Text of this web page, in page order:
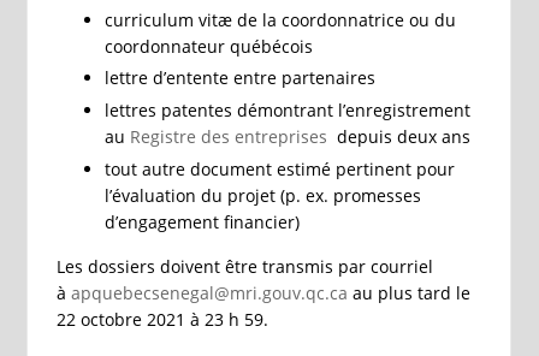
curriculum vitæ de la coordonnatrice ou du
coordonnateur québécois
lettre d’entente entre partenaires
lettres patentes démontrant l’enregistrement
au Registre des entreprises depuis deux ans
tout autre document estimé pertinent pour
l’évaluation du projet (p. ex. promesses
d’engagement financier)
Les dossiers doivent être transmis par courriel
à apquebecsenegal@mri.gouv.qc.ca au plus tard le
22 octobre 2021 à 23 h 59.